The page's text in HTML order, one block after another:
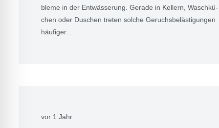
ble­me in der Ent­wäs­se­rung. Gera­de in Kel­lern, Wasch­kü­
chen oder Duschen tre­ten sol­che Geruchs­be­läs­ti­gun­gen
häu­fi­ger…
vor 1 Jahr